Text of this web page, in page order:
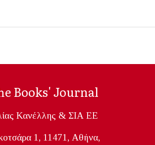
Books' Journal
Κανέλλης & ΣΙΑ ΕΕ
1, 11471, Aθήνα,